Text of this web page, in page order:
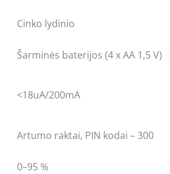
Cinko lydinio
Šarminės baterijos (4 x AA 1,5 V)
<18uA/200mA
Artumo raktai, PIN kodai – 300
0–95 %